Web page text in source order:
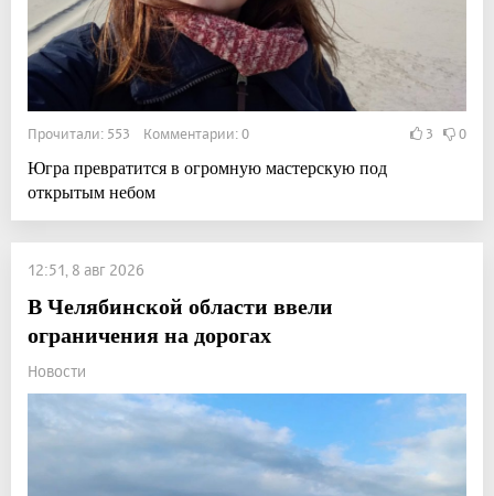
Прочитали: 553 Комментарии: 0 3 0
Югра превратится в огромную мастерскую под
открытым небом
12:51, 8 авг 2026
В Челябинской области ввели
ограничения на дорогах
Новости